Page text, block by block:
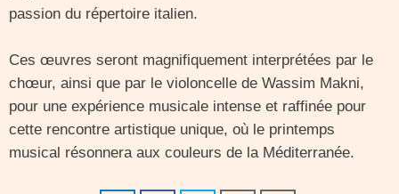
passion du répertoire italien.
Ces œuvres seront magnifiquement interprétées par le
chœur, ainsi que par le violoncelle de Wassim Makni,
pour une expérience musicale intense et raffinée pour
cette rencontre artistique unique, où le printemps
musical résonnera aux couleurs de la Méditerranée.